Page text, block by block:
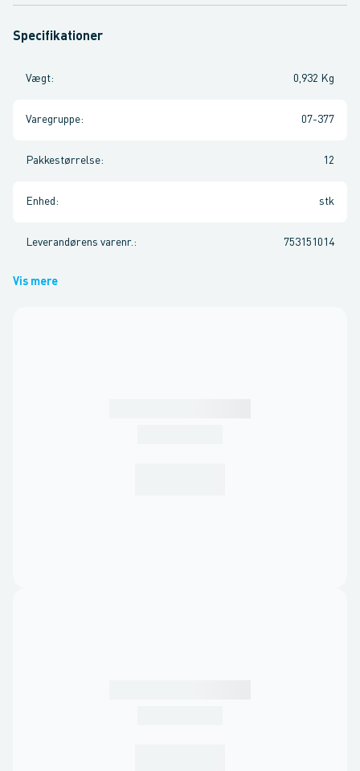
Specifikationer
Vægt: 0,932 Kg
Varegruppe: 07-377
Pakkestørrelse: 12
Enhed : stk
Leverandørens varenr. : 753151014
Vis mere